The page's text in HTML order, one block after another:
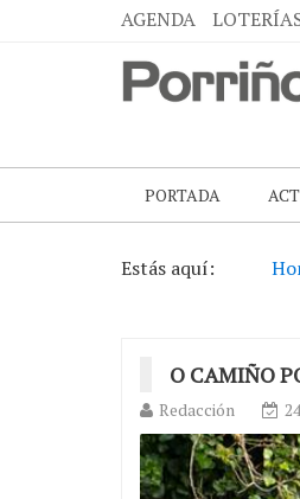
AGENDA
PORTADA
Estás aquí:
O CAMIÑO
Redacción